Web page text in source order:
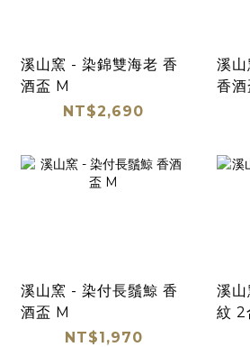
溪山窯 - 染錦雙海老 香
酒盃 M
NT$2,690
溪
香
溪山窯 - 染付長鬚鯨 香
酒盃 M
NT$1,970
溪
紋 2